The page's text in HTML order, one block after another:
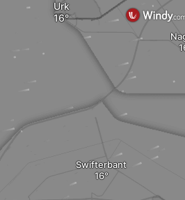
Swifterbant
Urk